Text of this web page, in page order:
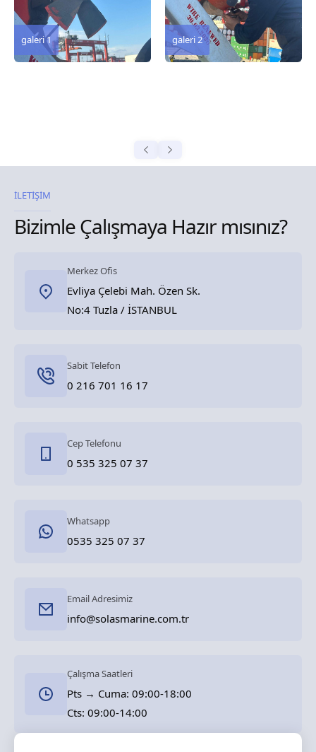
galeri 2
İLETİŞİM
Bizimle Çalışmaya Hazır mısınız?
Merkez Ofis
Evliya Çelebi Mah. Özen Sk.
No:4 Tuzla / İSTANBUL
Sabit Telefon
0 216 701 16 17
Cep Telefonu
0 535 325 07 37
Whatsapp
0535 325 07 37
Email Adresimiz
info@solasmarine.com.tr
Çalışma Saatleri
Pts → Cuma: 09:00-18:00
Cts: 09:00-14:00